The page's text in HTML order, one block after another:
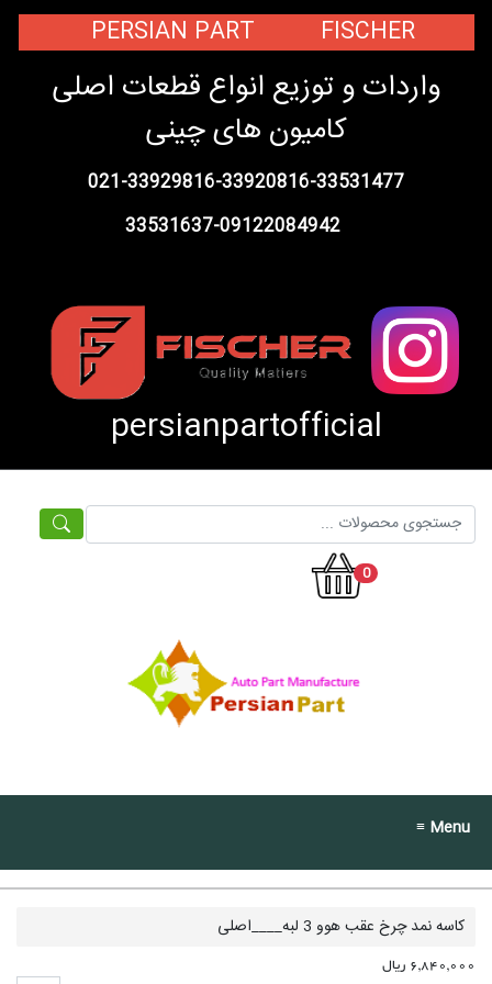
PERSIAN PART FISCHER
واردات و توزیع انواع قطعات اصلی
کامیون های چینی
021-33929816-33920816-33531477
33531637-09122084942
persianpartofficial
0
≡ Menu
کاسه نمد چرخ عقب هوو 3 لبه____اصلی
6,840,000 ریال